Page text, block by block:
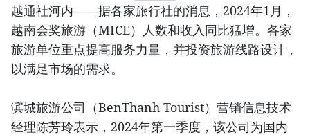
越通社河内——据各家旅行社的消息，2024年1月，
越南会奖旅游（MICE）人数和收入同比猛增。各家
旅游单位重点提高服务力量，并投资旅游线路设计，
以满足市场的需求。
滨城旅游公司（BenThanh Tourist）营销信息技术
经理陈芳玲表示，2024年第一季度，该公司为国内